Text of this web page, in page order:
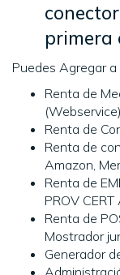
primera
Puedes Agregar
Renta de
(Webservice)
Renta de
Renta de
Amazon,
Renta de
PROV
Renta de
Mostrador
Generador